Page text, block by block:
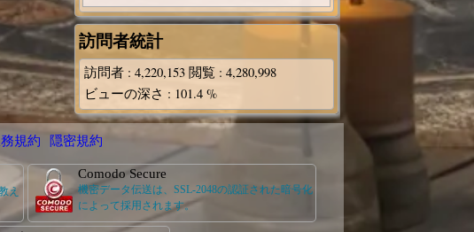
訪問者統計
訪問者: 4,220,153 閲覧: 4,280,998
ビューの深さ : 101.4 %
務規約 隠密規約
え
Comodo Secure
機密データ伝送は、SSL-2048の認証された暗号化
によって採用されます。